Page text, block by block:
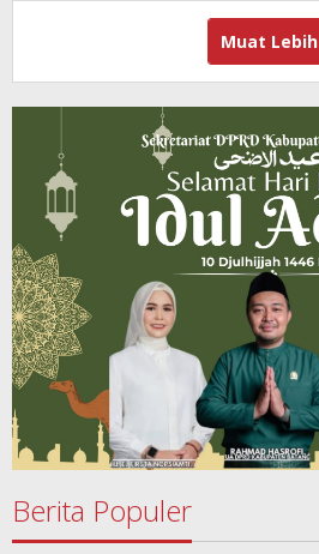
Muat Lebih
Berita Populer